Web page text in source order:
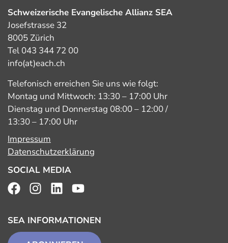
Schweizerische Evangelische Allianz SEA
Josefstrasse 32
8005 Zürich
Tel 043 344 72 00
info(at)each.ch
Telefonisch erreichen Sie uns wie folgt:
Montag und Mittwoch: 13:30 – 17:00 Uhr
Dienstag und Donnerstag 08:00 – 12:00 /
13:30 – 17:00 Uhr
Impressum
Datenschutzerklärung
SOCIAL MEDIA
SEA INFORMATIONEN